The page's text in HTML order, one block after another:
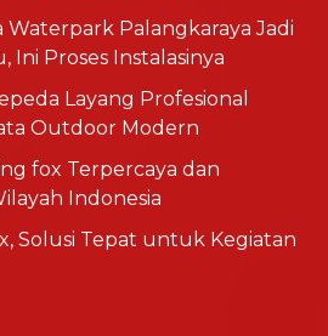
Waterpark Palangkaraya Jadi
Ini Proses Instalasinya
Layang Profesional
Outdoor Modern
fox Terpercaya dan
Indonesia
Solusi Tepat untuk Kegiatan